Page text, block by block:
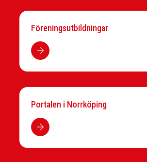
Föreningsutbildningar
Portalen i Norrköping